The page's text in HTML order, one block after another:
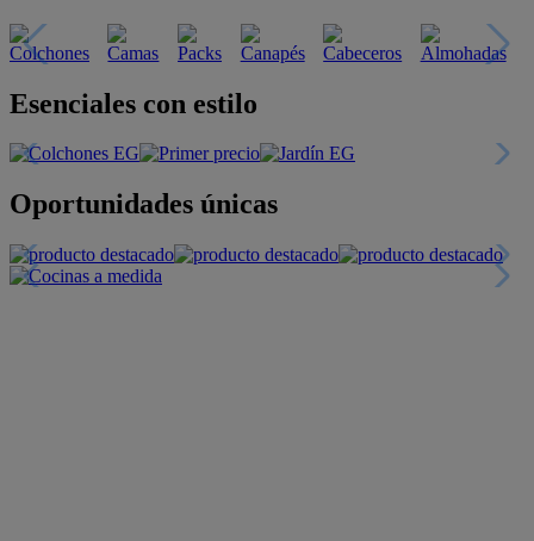
Esenciales con estilo
Oportunidades únicas